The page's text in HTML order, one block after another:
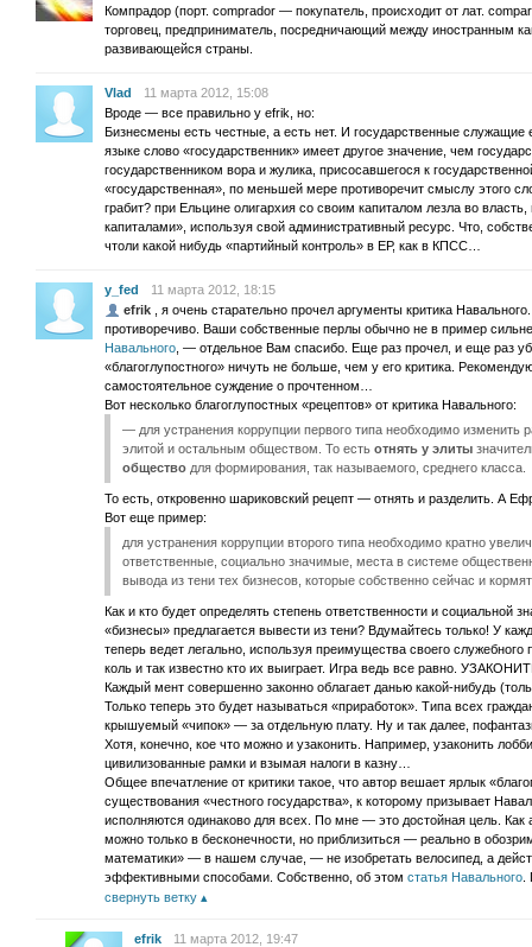
Компрадор (порт. comprador — покупатель, происходит от лат.
торговец, предприниматель, посредничающий между иностранным
развивающейся страны.
Vlad
11 марта 2012, 15:08
Вроде — все правильно у efrik, но:
Бизнесмены есть честные, а есть нет. И государственные служащие
языке слово «государственник» имеет другое значение, чем
государственником вора и жулика, присосавшегося к
«государственная», по меньшей мере противоречит смыслу этого
грабит? при Ельцине олигархия со своим капиталом лезла во
капиталами», используя свой административный ресурс. Что,
чтоли какой нибудь «партийный контроль» в ЕР, как в КПСС…
y_fed
11 марта 2012, 18:15
efrik , я очень старательно прочел аргументы критика
противоречиво. Ваши собственные перлы обычно не в пример
Навального , — отдельное Вам спасибо. Еще раз прочел, и еще раз
«благоглупостного» ничуть не больше, чем у его критика.
самостоятельное суждение о прочтенном…
Вот несколько благоглупостных «рецептов» от критика Навального:
— для устранения коррупции первого типа необходимо изменить
элитой и остальным обществом. То есть отнять у элиты
общество для формирования, так называемого, среднего класса.
То есть, откровенно шариковский рецепт — отнять и разделить. А
Вот еще пример:
для устранения коррупции второго типа необходимо кратно
ответственные, социально значимые, места в системе
вывода из тени тех бизнесов, которые собственно сейчас и
Как и кто будет определять степень ответственности и
«бизнесы» предлагается вывести из тени? Вдумайтесь только! У
теперь ведет легально, используя преимущества своего
коль и так известно кто их выиграет. Игра ведь все равно.
Каждый мент совершенно законно облагает данью какой-нибудь
Только теперь это будет называться «приработок». Типа всех
крышуемый «чипок» — за отдельную плату. Ну и так далее,
Хотя, конечно, кое что можно и узаконить. Например, узаконить
цивилизованные рамки и взымая налоги в казну…
Общее впечатление от критики такое, что автор вешает ярлык
существования «честного государства», к которому призывает
исполняются одинаково для всех. По мне — это достойная цель. Как
можно только в бесконечности, но приблизиться — реально в
математики» — в нашем случае, — не изобретать велосипед, а
эффективными способами. Собственно, об этом статья Навального
свернуть ветку
efrik
11 марта 2012, 19:47